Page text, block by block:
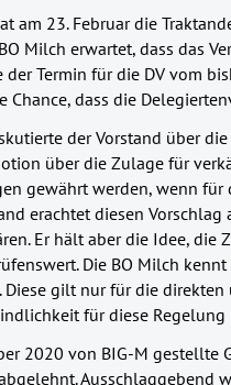
am 23. Februar die
Milch erwartet, dass das
der Termin für die DV vom
Chance, dass die
der Vorstand über
über die Zulage für
gewährt werden, wenn für
erachtet diesen
Er hält aber die Idee, die
Die BO Milch
Diese gilt nur für die
für diese
2020 von BIG-M
Ausschlaggebend